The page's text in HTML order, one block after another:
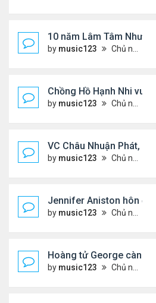
10 năm Lâm Tâm Như -
by music123 Chủ nhật Tháng 8 02, 2026 6:11 pm
Chồng Hồ Hạnh Nhi vui
by music123 Chủ nhật Tháng 8 02, 2026 6:05 pm
VC Châu Nhuận Phát,
by music123 Chủ nhật Tháng 8 02, 2026 6:00 pm
Jennifer Aniston hôn
by music123 Chủ nhật Tháng 8 02, 2026 5:54 pm
Hoàng tử George càng
by music123 Chủ nhật Tháng 8 02, 2026 5:47 pm